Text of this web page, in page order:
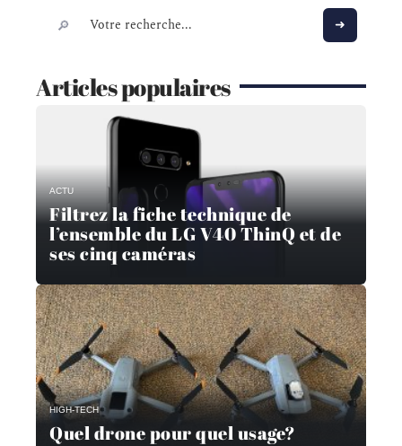
Articles populaires
ACTU
Filtrez la fiche technique de
l’ensemble du LG V40 ThinQ et de
ses cinq caméras
HIGH-TECH
Quel drone pour quel usage?